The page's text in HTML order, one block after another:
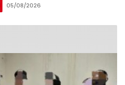
05/08/2026